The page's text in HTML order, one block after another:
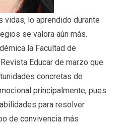
vidas, lo aprendido durante
se valora aún más.
la Facultad de
Educar de marzo que
concretas de
principalmente, pues
para resolver
de convivencia más